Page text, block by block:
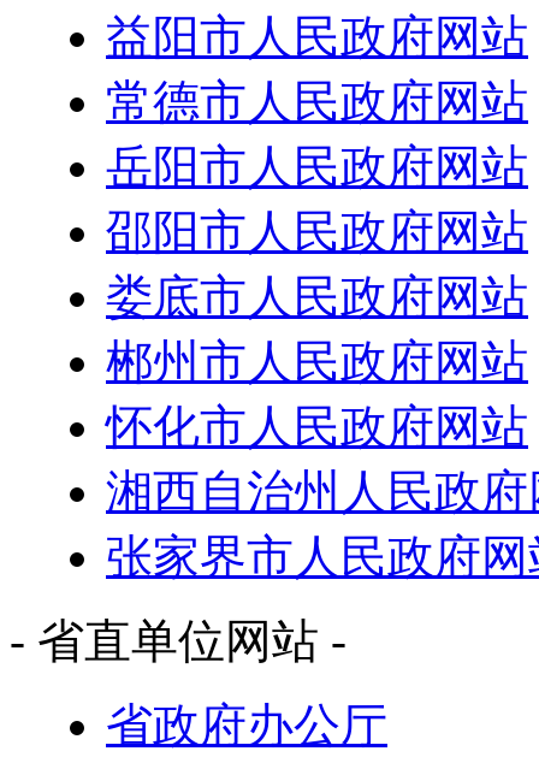
益阳市人民政府网站
常德市人民政府网站
岳阳市人民政府网站
邵阳市人民政府网站
娄底市人民政府网站
郴州市人民政府网站
怀化市人民政府网站
湘西自治州人民政
张家界市人民政府网
- 省直单位网站 -
省政府办公厅